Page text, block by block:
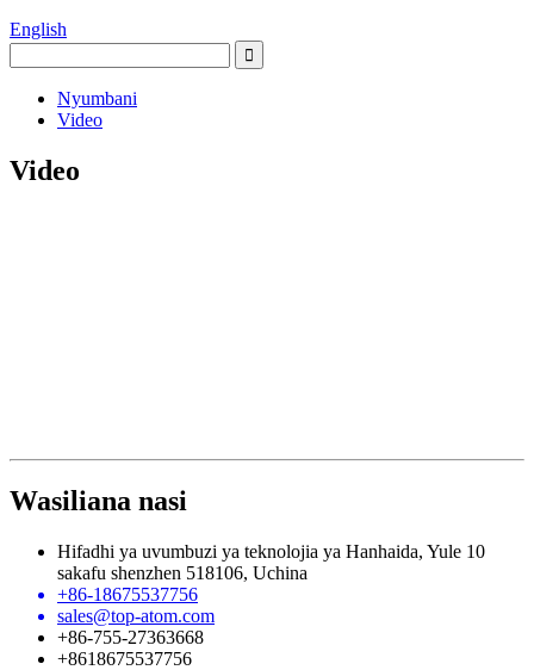
English
Nyumbani
Video
Video
Wasiliana nasi
Hifadhi ya uvumbuzi ya teknolojia ya Hanhaida, Yule 10
sakafu shenzhen 518106, Uchina
+86-18675537756
sales@top-atom.com
+86-755-27363668
+8618675537756